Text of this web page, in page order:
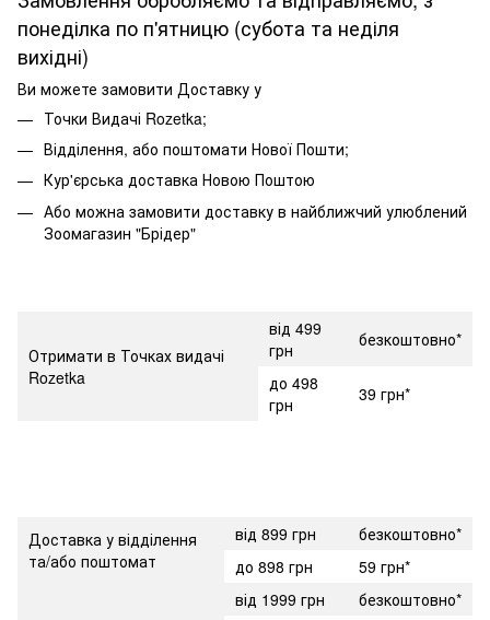
понеділка по п'ятницю (субота та неділя
вихідні)
Ви можете замовити Доставку у
Точки Видачі Rozetka;
Відділення, або поштомати Нової Пошти;
Кур'єрська доставка Новою Поштою
Або можна замовити доставку в найближчий улюблений
Зоомагазин "Брідер"
Отримати в Точках видачі
Rozetka
від 499
грн
безкоштовно*
до 498
грн
39 грн*
Доставка у відділення
та/або поштомат
від 899 грн
безкоштовно*
до 898 грн
59 грн*
від 1999 грн
безкоштовно*